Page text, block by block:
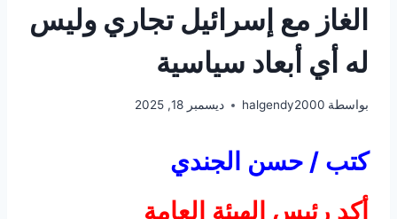
الغاز مع إسرائيل تجاري وليس
له أي أبعاد سياسية
بواسطة halgendy2000 ديسمبر 18, 2025
كتب / حسن الجندي
أكد رئيس الهيئة العامة